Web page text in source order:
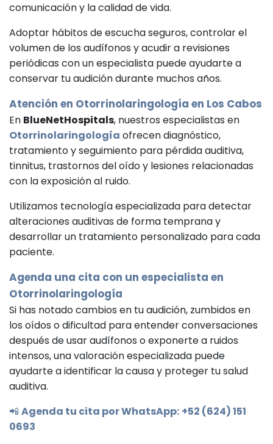
comunicación y la calidad de vida.
Adoptar hábitos de escucha seguros, controlar el
volumen de los audífonos y acudir a revisiones
periódicas con un especialista puede ayudarte a
conservar tu audición durante muchos años.
Atención en Otorrinolaringología en Los Cabos
En BlueNetHospitals, nuestros especialistas en
Otorrinolaringología ofrecen diagnóstico,
tratamiento y seguimiento para pérdida auditiva,
tinnitus, trastornos del oído y lesiones relacionadas
con la exposición al ruido.
Utilizamos tecnología especializada para detectar
alteraciones auditivas de forma temprana y
desarrollar un tratamiento personalizado para cada
paciente.
Agenda una cita con un especialista en
Otorrinolaringología
Si has notado cambios en tu audición, zumbidos en
los oídos o dificultad para entender conversaciones
después de usar audífonos o exponerte a ruidos
intensos, una valoración especializada puede
ayudarte a identificar la causa y proteger tu salud
auditiva.
📲 Agenda tu cita por WhatsApp: +52 (624) 151
0693